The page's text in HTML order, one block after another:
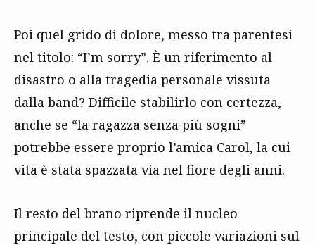
Poi quel grido di dolore, messo tra parentesi
nel titolo: “I’m sorry”. È un riferimento al
disastro o alla tragedia personale vissuta
dalla band? Difficile stabilirlo con certezza,
anche se “la ragazza senza più sogni”
potrebbe essere proprio l’amica Carol, la cui
vita è stata spazzata via nel fiore degli anni.
Il resto del brano riprende il nucleo
principale del testo, con piccole variazioni sul